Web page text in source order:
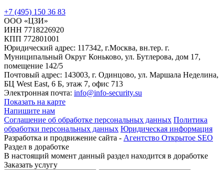
+7 (495) 150 36 83
ООО «ЦЗИ»
ИНН 7718226920
КПП 772801001
Юридический адрес: 117342, г.Москва, вн.тер. г.
Муниципальный Округ Коньково, ул. Бутлерова, дом 17,
помещение 142/5
Почтовый адрес: 143003, г. Одинцово, ул. Маршала Неделина,
БЦ West East, 6 Б, этаж 7, офис 713
Электронная почта: info@info-security.su
Показать на карте
Напишите нам
Соглашение об обработке персональных данных Политика
обработки персональных данных Юридическая информация
Разработка и продвижение сайта - Агентство Открытое SEO
Раздел в доработке
В настоящий момент данный раздел находится в доработке
Заказать услугу